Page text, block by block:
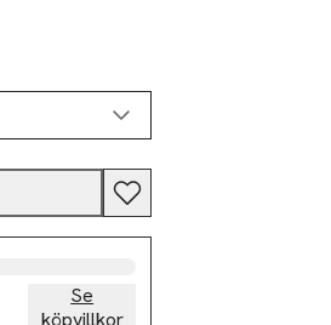
Se
köpvillkor